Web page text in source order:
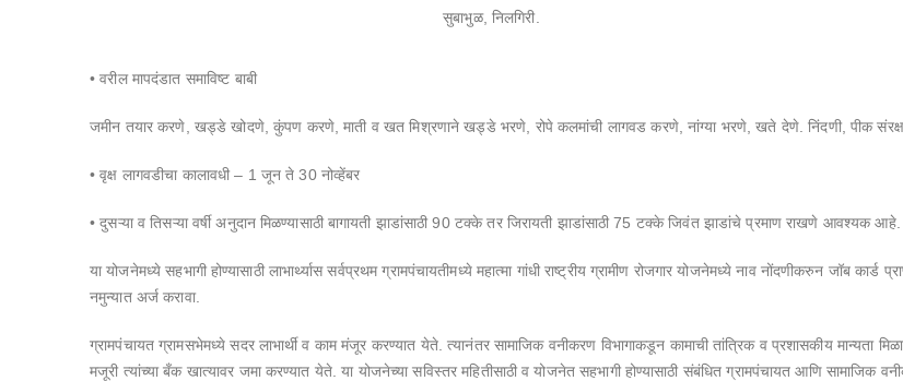
सुबाभुळ, निलगिरी.
• वरील मापदंडात समाविष्ट बाबी
जमीन तयार करणे, खड्डे खोदणे, कुंपण करणे, माती व खत मिश्रणाने खड्डे भरणे, रोपे कलमांची लागवड करणे, नांग्या भरणे, खते देणे. निंदणी, पीक
• वृक्ष लागवडीचा कालावधी – 1 जून ते 30 नोव्हेंबर
• दुसऱ्या व तिसऱ्या वर्षी अनुदान मिळण्यासाठी बागायती झाडांसाठी 90 टक्के तर जिरायती झाडांसाठी 75 टक्के जिवंत झाडांचे प्रमाण राखणे आवश्यक आहे.
या योजनेमध्ये सहभागी होण्यासाठी लाभार्थ्यास सर्वप्रथम ग्रामपंचायतीमध्ये महात्मा गांधी राष्ट्रीय ग्रामीण रोजगार योजनेमध्ये नाव नोंदणीकरुन जॉब
नमुन्यात अर्ज करावा.
ग्रामपंचायत ग्रामसभेमध्ये सदर लाभार्थी व काम मंजूर करण्यात येते. त्यानंतर सामाजिक वनीकरण विभागाकडून कामाची तांत्रिक व प्रशासकीय मान्यता
मजूरी त्यांच्या बँक खात्यावर जमा करण्यात येते. या योजनेच्या सविस्तर महितीसाठी व योजनेत सहभागी होण्यासाठी संबंधित ग्रामपंचायत आणि सामाजिक